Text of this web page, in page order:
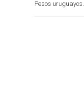
Pesos uruguayos.